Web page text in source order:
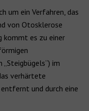
um ein Verfahren, das
von Otosklerose
kommt es zu einer
im
verhärtete
und durch eine